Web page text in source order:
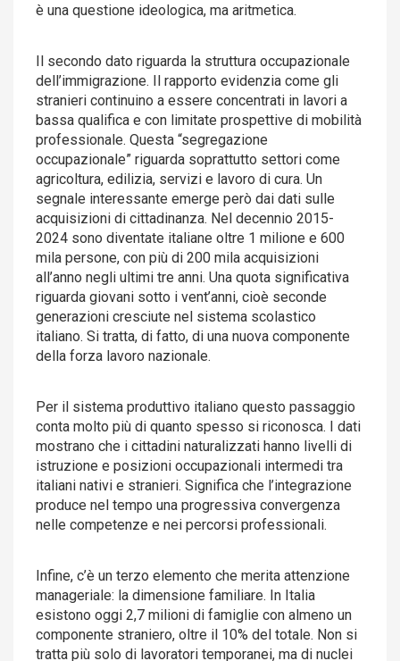
è una questione ideologica, ma aritmetica.
Il secondo dato riguarda la struttura occupazionale
dell’immigrazione. Il rapporto evidenzia come gli
stranieri continuino a essere concentrati in lavori a
bassa qualifica e con limitate prospettive di mobilità
professionale. Questa “segregazione
occupazionale” riguarda soprattutto settori come
agricoltura, edilizia, servizi e lavoro di cura. Un
segnale interessante emerge però dai dati sulle
acquisizioni di cittadinanza. Nel decennio 2015-
2024 sono diventate italiane oltre 1 milione e 600
mila persone, con più di 200 mila acquisizioni
all’anno negli ultimi tre anni. Una quota significativa
riguarda giovani sotto i vent’anni, cioè seconde
generazioni cresciute nel sistema scolastico
italiano. Si tratta, di fatto, di una nuova componente
della forza lavoro nazionale.
Per il sistema produttivo italiano questo passaggio
conta molto più di quanto spesso si riconosca. I dati
mostrano che i cittadini naturalizzati hanno livelli di
istruzione e posizioni occupazionali intermedi tra
italiani nativi e stranieri. Significa che l’integrazione
produce nel tempo una progressiva convergenza
nelle competenze e nei percorsi professionali.
Infine, c’è un terzo elemento che merita attenzione
manageriale: la dimensione familiare. In Italia
esistono oggi 2,7 milioni di famiglie con almeno un
componente straniero, oltre il 10% del totale. Non si
tratta più solo di lavoratori temporanei, ma di nuclei